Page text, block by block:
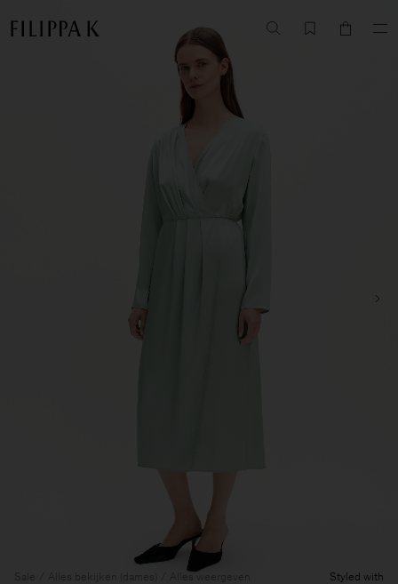
Sale Alles bekijken (dames) Styled with